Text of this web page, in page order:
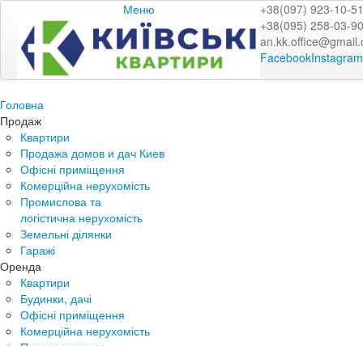
Меню
+38(097) 923-10-51
+38(095) 258-03-90
FacebookInstagram
Головна
Продаж
Квартири
Продажа домов и дач Киев
Офісні приміщення
Комерційна нерухомість
Промислова та
логістична нерухомість
Земельні ділянки
Гаражі
Оренда
Квартири
Будинки, дачі
Офісні приміщення
Комерційна нерухомість